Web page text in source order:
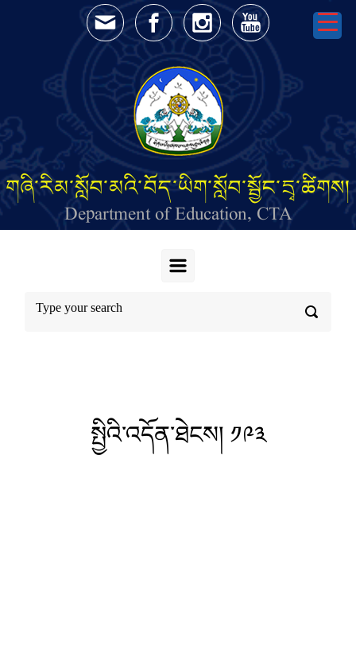
Skip to main content
གཞི་རིམ་སློབ་མའི་བོད་ཡིག་སློབ་སྦྱོང་དྲྭ་ཚིགས།
Department of Education, CTA
སྤྱིའི་འདོན་ཐེངས། ༡༩༣